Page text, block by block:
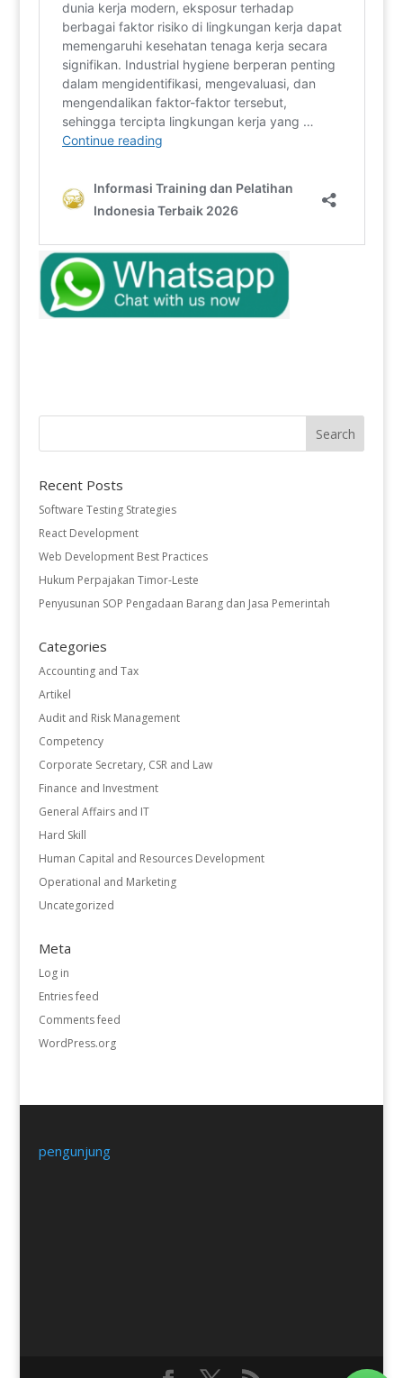
Recent Posts
Software Testing Strategies
React Development
Web Development Best Practices
Hukum Perpajakan Timor-Leste
Penyusunan SOP Pengadaan Barang dan Jasa Pemerintah
Categories
Accounting and Tax
Artikel
Audit and Risk Management
Competency
Corporate Secretary, CSR and Law
Finance and Investment
General Affairs and IT
Hard Skill
Human Capital and Resources Development
Operational and Marketing
Uncategorized
Meta
Log in
Entries feed
Comments feed
WordPress.org
pengunjung